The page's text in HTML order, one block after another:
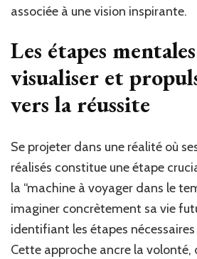
associée à une vision inspirante.
Les étapes
visualiser et
vers la réussite
Se projeter dans une réalité où
réalisés constitue une étape
la “machine à voyager dans le
imaginer concrètement sa vie
identifiant les étapes
Cette approche ancre la volonté,